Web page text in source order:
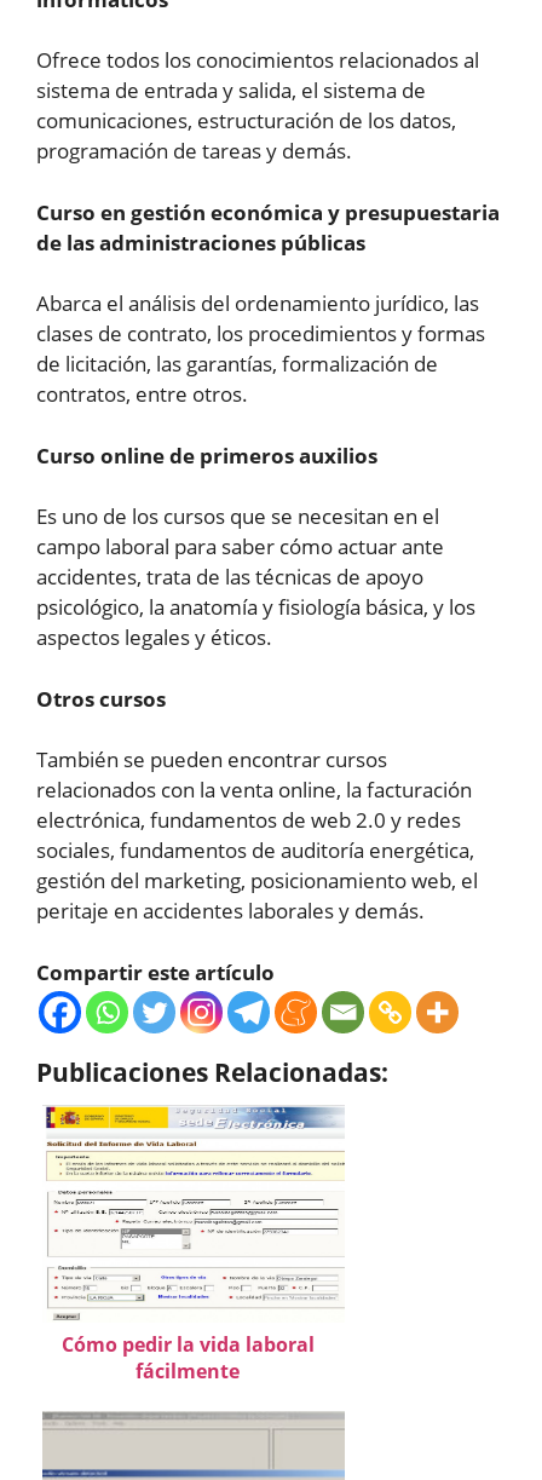
Ofrece todos los conocimientos relacionados al
sistema de entrada y salida, el sistema de
comunicaciones, estructuración de los datos,
programación de tareas y demás.
Curso en gestión económica y presupuestaria
de las administraciones públicas
Abarca el análisis del ordenamiento jurídico, las
clases de contrato, los procedimientos y formas
de licitación, las garantías, formalización de
contratos, entre otros.
Curso online de primeros auxilios
Es uno de los cursos que se necesitan en el
campo laboral para saber cómo actuar ante
accidentes, trata de las técnicas de apoyo
psicológico, la anatomía y fisiología básica, y los
aspectos legales y éticos.
Otros cursos
También se pueden encontrar cursos
relacionados con la venta online, la facturación
electrónica, fundamentos de web 2.0 y redes
sociales, fundamentos de auditoría energética,
gestión del marketing, posicionamiento web, el
peritaje en accidentes laborales y demás.
Compartir este artículo
Publicaciones Relacionadas:
Cómo pedir la vida laboral
fácilmente